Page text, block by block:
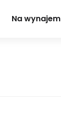
Na wynajem